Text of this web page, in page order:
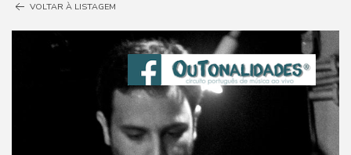
VOLTAR À LISTAGEM